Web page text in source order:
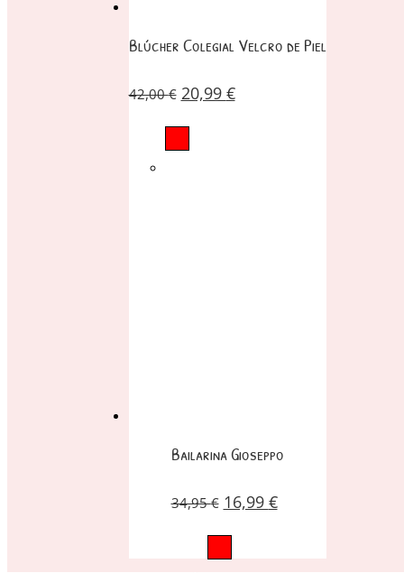
Blúcher Colegial Velcro de Piel
42,00€ 20,99 €
Bailarina Gioseppo
34,95€ 16,99 €